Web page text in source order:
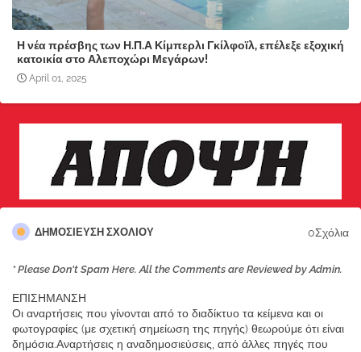
Η νέα πρέσβης των Η.Π.Α Κίμπερλι Γκίλφοϊλ, επέλεξε εξοχική
κατοικία στο Αλεποχώρι Μεγάρων!
April 01, 2025
ΔΗΜΟΣΊΕΥΣΗ ΣΧΟΛΊΟΥ 0Σχόλια
* Please Don't Spam Here. All the Comments are Reviewed by Admin.
ΕΠΙΣΗΜΑΝΣΗ
Οι αναρτήσεις που γίνονται από το διαδίκτυο τα κείμενα και οι
φωτογραφίες (με σχετική σημείωση της πηγής) θεωρούμε ότι είναι
δημόσια.Αναρτήσεις η αναδημοσιεύσεις, από άλλες πηγές που